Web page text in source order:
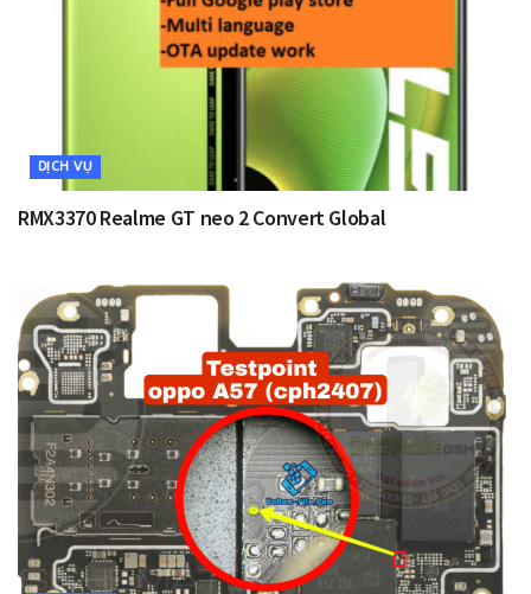
DỊCH VỤ
RMX3370 Realme GT neo 2 Convert Global